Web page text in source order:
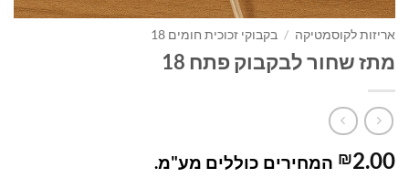
אריזות לקוסמטיקה / בקבוקי זכוכית חומים 18
מתז שחור לבקבוק פתח 18
₪2.00 המחירים כוללים מע"מ.